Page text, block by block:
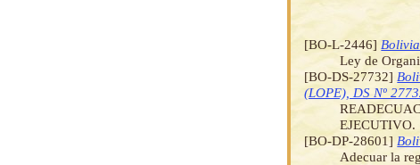
[BO-L-2446]
Ley de
[BO-DS-27732]
(LOPE), DS Nº
EJECUTIVO.
[BO-DP-28601]
Adecuar la